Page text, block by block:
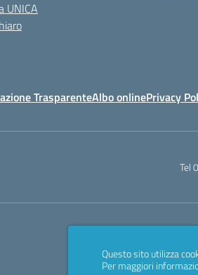
UNICA
TrasparenteAlbo onlinePrivacy
Tel
Questo sito utilizza
Per maggiori